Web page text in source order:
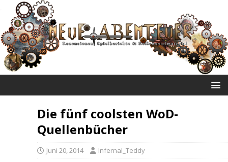
Die fünf coolsten WoD-
Quellenbücher
Juni 20, 2014 Infernal_Teddy